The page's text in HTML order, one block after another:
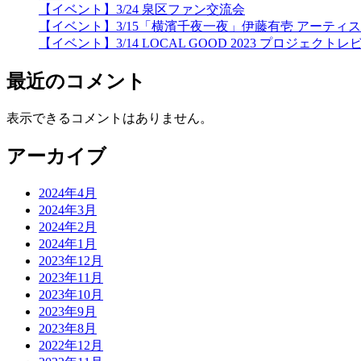
【イベント】3/24 泉区ファン交流会
【イベント】3/15「横濱千夜一夜」伊藤有壱 アーティ
【イベント】3/14 LOCAL GOOD 2023 プロジェクトレ
最近のコメント
表示できるコメントはありません。
アーカイブ
2024年4月
2024年3月
2024年2月
2024年1月
2023年12月
2023年11月
2023年10月
2023年9月
2023年8月
2022年12月